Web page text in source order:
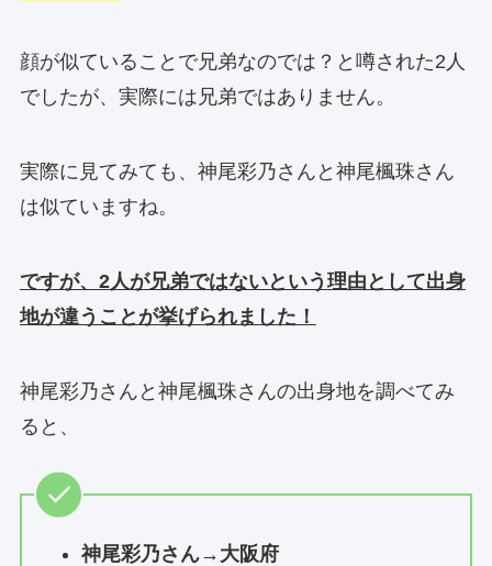
顔が似ていることで兄弟なのでは？と噂された2人
でしたが、実際には兄弟ではありません。
実際に見てみても、神尾彩乃さんと神尾楓珠さん
は似ていますね。
ですが、2人が兄弟ではないという理由として出身
地が違うことが挙げられました！
神尾彩乃さんと神尾楓珠さんの出身地を調べてみ
ると、
神尾彩乃さん→大阪府